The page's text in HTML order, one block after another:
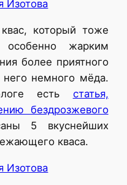
который тоже
особенно жарким
более приятного
немного мёда.
есть статья,
бездрозжевого
5 вкуснейших
кваса.